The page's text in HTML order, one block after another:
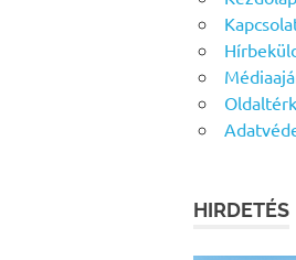
HIRDETÉS